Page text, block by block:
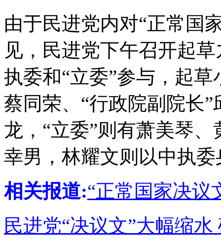
由于民进党内对“正常国
见，民进党下午召开起
执委和“立委”参与，起
蔡同荣、“行政院副院长
龙，“立委”则有萧美琴
幸男，林耀文则以中执
相关报道:“正常国家决议
民进党“决议文”大幅缩水